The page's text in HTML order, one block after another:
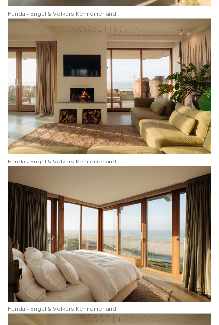
Funda - Engel & Völkers Kennemerland
Funda - Engel & Völkers Kennemerland
Funda - Engel & Völkers Kennemerland